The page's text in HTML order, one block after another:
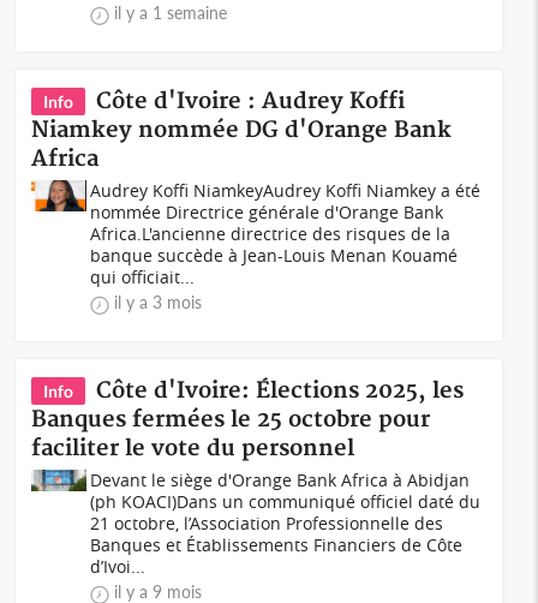
il y a 1 semaine
Info
Côte d'Ivoire : Audrey Koffi
Niamkey nommée DG d'Orange Bank
Africa
Audrey Koffi NiamkeyAudrey Koffi Niamkey a été
nommée Directrice générale d'Orange Bank
Africa.L'ancienne directrice des risques de la
banque succède à Jean-Louis Menan Kouamé
qui officiait...
il y a 3 mois
Info
Côte d'Ivoire: Élections 2025, les
Banques fermées le 25 octobre pour
faciliter le vote du personnel
Devant le siège d'Orange Bank Africa à Abidjan
(ph KOACI)Dans un communiqué officiel daté du
21 octobre, l’Association Professionnelle des
Banques et Établissements Financiers de Côte
d’Ivoi...
il y a 9 mois